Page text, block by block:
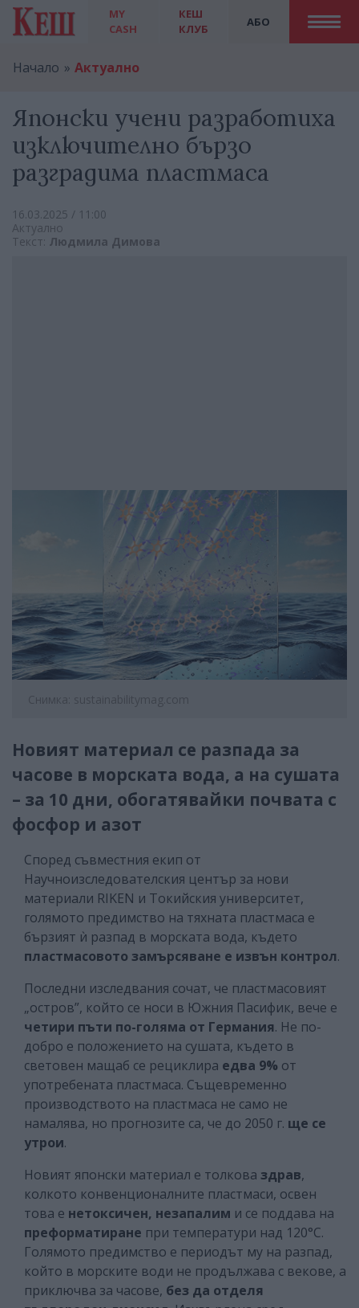
MY
CASH
АБО
КЕШ
КЛУБ
Начало Актуално
Японски учени разработиха
изключително бързо
разградима пластмаса
16.03.2025 / 11:00
Актуално
Текст: Людмила Димова
Снимка: sustainabilitymag.com
Новият материал се разпада за
часове в морската вода, а на сушата
– за 10 дни, обогатявайки почвата с
фосфор и азот
Според съвместния екип от
Научноизследователския център за нови
материали RIKEN и Токийския университет,
голямото предимство на тяхната пластмаса е
бързият ѝ разпад в морската вода, където
пластмасовото замърсяване е извън контрол.
Последни изследвания сочат, че пластмасовият
„остров”, който се носи в Южния Пасифик, вече е
четири пъти по-голяма от Германия. Не по-
добро е положението на сушата, където в
световен мащаб се рециклира едва 9% от
употребената пластмаса. Същевременно
производството на пластмаса не само не
намалява, но прогнозите са, че до 2050 г. ще се
утрои.
Новият японски материал е толкова здрав,
колкото конвенционалните пластмаси, освен
това е нетоксичен, незапалим и се поддава на
преформатиране при температури над 120°C.
Голямото предимство е периодът му на разпад,
който в морските води не продължава с векове, а
приключва за часове, без да отделя